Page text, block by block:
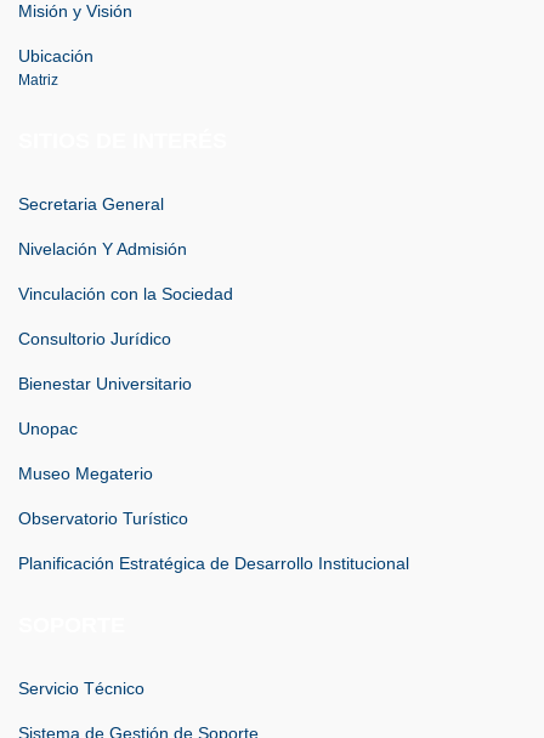
Misión y Visión
Ubicación
Matriz
Secretaria General
Nivelación Y Admisión
Vinculación con la Sociedad
Consultorio Jurídico
Bienestar Universitario
Unopac
Museo Megaterio
Observatorio Turístico
Planificación Estratégica de Desarrollo Institucional
Servicio Técnico
Sistema de Gestión de Soporte